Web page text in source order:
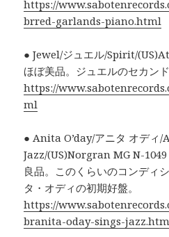
https://
brred-garlands-piano.html
● Jewel/ジュエル/Spirit/
ほぼ美品。ジュエルのセカンド
https://
ml
● Anita O’day/アニタ オディ/
Jazz/(US)Norgran MG N-1049
良品。このくらいのコンディ
タ・オディの初期好盤。
https://
branita-oday-sings-